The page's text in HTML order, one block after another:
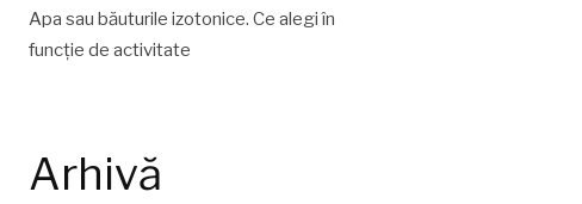
Apa sau băuturile izotonice. Ce alegi în
funcție de activitate
Arhivă